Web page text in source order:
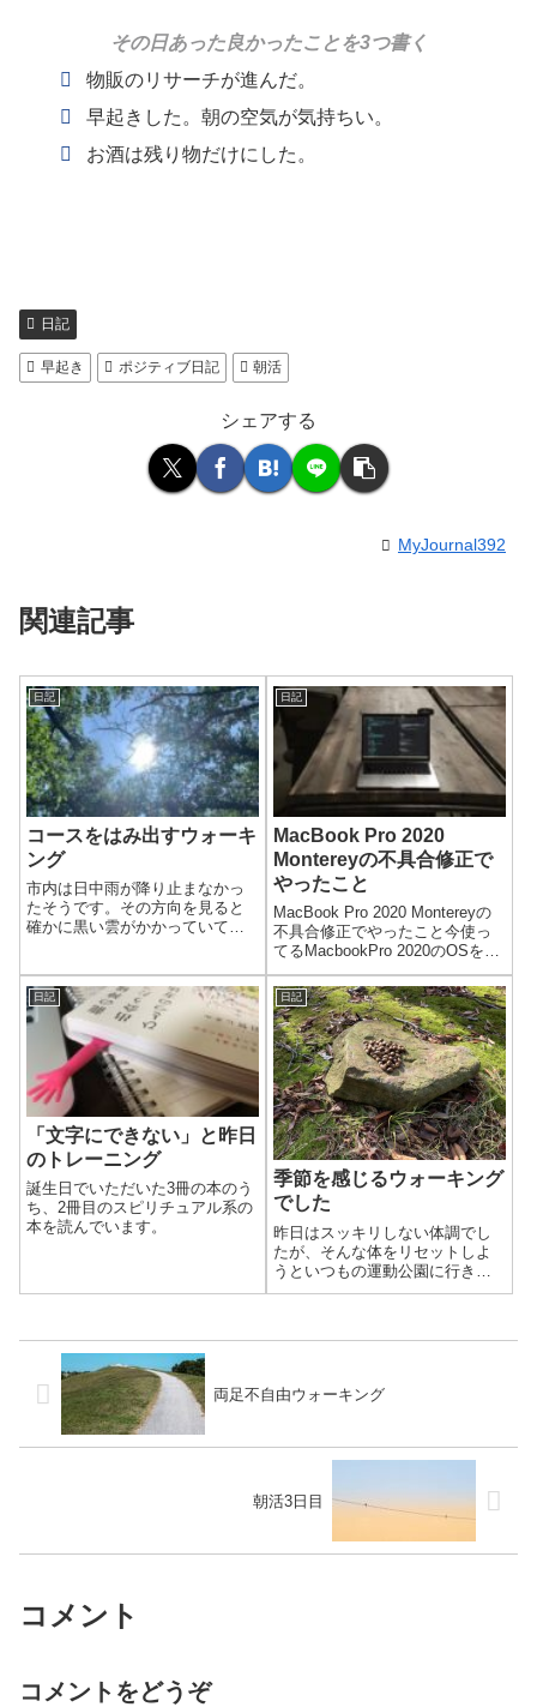
その日あった良かったことを3つ書く
物販のリサーチが進んだ。
早起きした。朝の空気が気持ちい。
お酒は残り物だけにした。
日記
早起き ポジティブ日記 朝活
シェアする
MyJournal392
関連記事
日記
コースをはみ出すウォーキ
ング
市内は日中雨が降り止まなかっ
たそうです。その方向を見ると
確かに黒い雲がかかっていて、
ので、もちろん昨日もウォーキ
ングにいつもの場所に行ってき
ました。
日記
MacBook Pro 2020
Montereyの不具合修正で
やったこと
MacBook Pro 2020 Montereyの
不具合修正でやったこと今使っ
てるMacbookPro 2020のOSを
Montereyにアップデートしてか
ら不具合がありました。アップ
デート時にエラーが出たので、
多分その影響だと思っていま...
日記
「文字にできない」と昨日
のトレーニング
誕生日でいただいた3冊の本のう
ち、2冊目のスピリチュアル系の
本を読んでいます。
日記
季節を感じるウォーキング
でした
昨日はスッキリしない体調でし
たが、そんな体をリセットしよ
うといつもの運動公園に行きま
した。できれば走りたかったの
の子供が集めたの...
両足不自由ウォーキング
朝活3日目
コメント
コメントをどうぞ